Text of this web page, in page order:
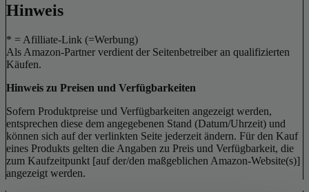
Hinweis
* = Afilliate-Link (=Werbung)
Als Amazon-Partner verdient der Seitenbetreiber an qualifizierten
Käufen.
Hinweis zu Preisen und Verfügbarkeiten
Sofern Produktpreise und Verfügbarkeiten angezeigt werden,
entsprechen diese dem angegebenen Stand (Datum/Uhrzeit) und
können sich auf der verlinkten Seite jederzeit ändern. Für den Kauf
eines Produkts gelten die Angaben zu Preis und Verfügbarkeit, die
zum Kaufzeitpunkt [auf der/den maßgeblichen Amazon-Website(s)]
angezeigt werden.